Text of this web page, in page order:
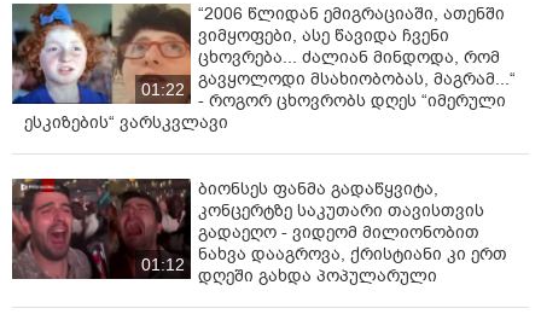
01:22
“2006 წლიდან ემიგრაციაში, ათენში
ვიმყოფები, ასე წავიდა ჩვენი
ცხოვრება... ძალიან მინდოდა, რომ
გავყოლოდი მსახიობობას, მაგრამ...“
- როგორ ცხოვრობს დღეს “იმერული
ესკიზების“ ვარსკვლავი
01:12
ბიონსეს ფანმა გადაწყვიტა,
კონცერტზე საკუთარი თავისთვის
გადაეღო - ვიდეომ მილიონობით
ნახვა დააგროვა, ქრისტიანი კი ერთ
დღეში გახდა პოპულარული